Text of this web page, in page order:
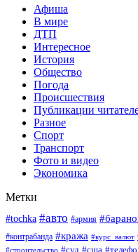
Афиша
В мире
ДТП
Интересное
История
Общество
Погода
Происшествия
Публикации
Разное
Спорт
Транспорт
Фото и видео
Экономика
Метки
#tochka #авто #армия
#контрабанда #кража #курс_валют
#строительство #суд #сша